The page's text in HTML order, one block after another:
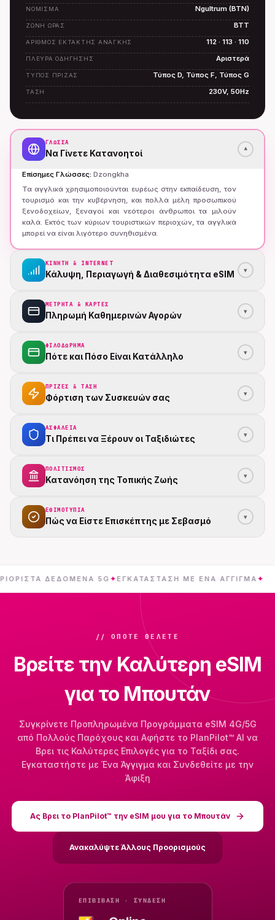
ΝΌΜΙΣΜΑ Ngultrum (BTN)
ΖΏΝΗ ΏΡΑΣ BTT
ΑΡΙΘΜΌΣ ΈΚΤΑΚΤΗΣ ΑΝΆΓΚΗΣ 112 · 113 · 110
ΠΛΕΥΡΆ ΟΔΉΓΗΣΗΣ Αριστερά
ΤΎΠΟΣ ΠΡΊΖΑΣ Τύπος D, Τύπος F, Τύπος G
ΤΆΣΗ 230V, 50Hz
ΓΛΏΣΣΑ
Να Γίνετε Κατανοητοί ▾
Επίσημες Γλώσσες: Dzongkha
Τα αγγλικά χρησιμοποιούνται ευρέως στην εκπαίδευση, τον
τουρισμό και την κυβέρνηση, και πολλά μέλη προσωπικού
ξενοδοχείων, ξεναγοί και νεότεροι άνθρωποι τα μιλούν
καλά. Εκτός των κύριων τουριστικών περιοχών, τα αγγλικά
μπορεί να είναι λιγότερο συνηθισμένα.
ΚΙΝΗΤΗ & INTERNET
Κάλυψη, Περιαγωγή & Διαθεσιμότητα eSIM ▾
ΜΕΤΡΗΤΆ & ΚΆΡΤΕΣ
Πληρωμή Καθημερινών Αγορών ▾
ΦΙΛΟΔΏΡΗΜΑ
Πότε και Πόσο Είναι Κατάλληλο ▾
ΠΡΊΖΕΣ & ΤΆΣΗ
Φόρτιση των Συσκευών σας ▾
ΑΣΦΆΛΕΙΑ
Τι Πρέπει να Ξέρουν οι Ταξιδιώτες ▾
ΠΟΛΙΤΙΣΜΌΣ
Κατανόηση της Τοπικής Ζωής ▾
ΕΘΙΜΟΤΥΠΊΑ
Πώς να Είστε Επισκέπτης με Σεβασμό ▾
ΔΕΔΟΜΈΝΑ 5G✦ΕΓΚΑΤΆΣΤΑΣΗ ΜΕ ΈΝΑ ΆΓΓΙΓΜΑ✦
// ΌΠΟΤΕ ΘΈΛΕΤΕ
Βρείτε την Καλύτερη eSIM
για το Μπουτάν
Συγκρίνετε Προπληρωμένα Προγράμματα eSIM 4G/5G
από Πολλούς Παρόχους και Αφήστε το PlanPilot™ AI να
Βρει τις Καλύτερες Επιλογές για το Ταξίδι σας.
Εγκαταστήστε με Ένα Άγγιγμα και Συνδεθείτε με την
Άφιξη
Ας Βρει το PlanPilot™ την eSIM μου για το Μπουτάν
Ανακαλύψτε Άλλους Προορισμούς
ΕΠΙΒΊΒΑΣΗ · ΣΎΝΔΕΣΗ